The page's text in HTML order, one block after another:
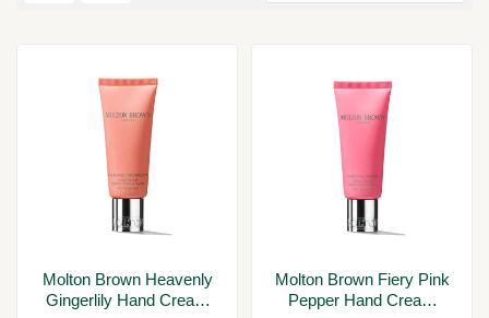
Molton Brown Heavenly
Gingerlily Hand Cream
Molton Brown Fiery Pink
Pepper Hand Cream